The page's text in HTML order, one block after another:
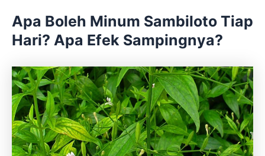
Apa Boleh Minum Sambiloto Tiap
Hari? Apa Efek Sampingnya?